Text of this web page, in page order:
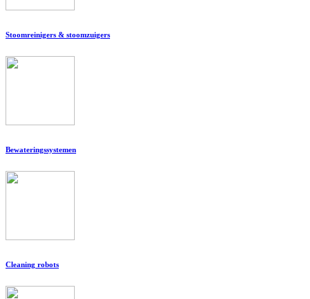
Stoomreinigers & stoomzuigers
Bewateringssystemen
Cleaning robots